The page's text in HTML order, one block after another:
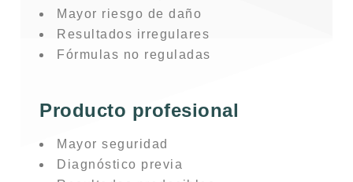
Producto profesional
Mayor seguridad
Diagnóstico previa
Mayor riesgo de daño
Resultados irregulares
Fórmulas no reguladas